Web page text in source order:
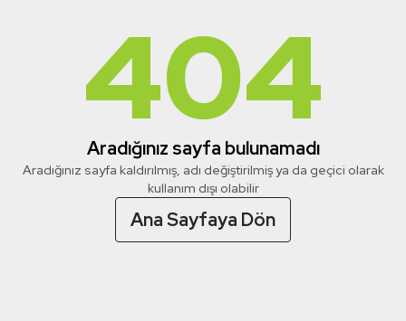
404
Aradığınız sayfa bulunamadı
Aradığınız sayfa kaldırılmış, adı değiştirilmiş ya da geçici olarak
kullanım dışı olabilir
Ana Sayfaya Dön